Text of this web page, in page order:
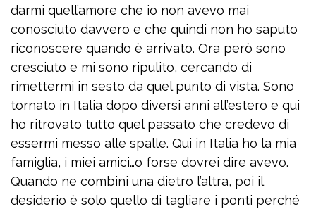
darmi quell’amore che io non avevo mai
conosciuto davvero e che quindi non ho saputo
riconoscere quando è arrivato. Ora però sono
cresciuto e mi sono ripulito, cercando di
rimettermi in sesto da quel punto di vista. Sono
tornato in Italia dopo diversi anni all’estero e qui
ho ritrovato tutto quel passato che credevo di
essermi messo alle spalle. Qui in Italia ho la mia
famiglia, i miei amici…o forse dovrei dire avevo.
Quando ne combini una dietro l’altra, poi il
desiderio è solo quello di tagliare i ponti perché